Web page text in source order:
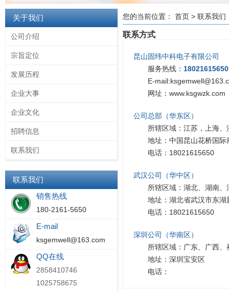
关于我们
公司介绍
宗旨定位
发展历程
企业大事
企业文化
招聘信息
联系我们
联系我们
销售热线
180-2161-5650
E-mail
ksgemwell@163.com
QQ在线
2858410746
1025758675
您的当前位置： 首页 > 联系我们
联系方式
昆山固纬中科电子有限公司
服务热线： 18021615650
E-
网址：www.ksgwzk.com
公司总部（华东区）
所辖区域：江苏，上海、
地址：中国昆山花桥国
电话：18021615650
武汉公司（华中区）
所辖区域：湖北、湖南、
地址：湖北省武汉市东
电话：18021615650
深圳公司（华南区）
所辖区域：广东、广西、
地址：深圳宝安区
电话：